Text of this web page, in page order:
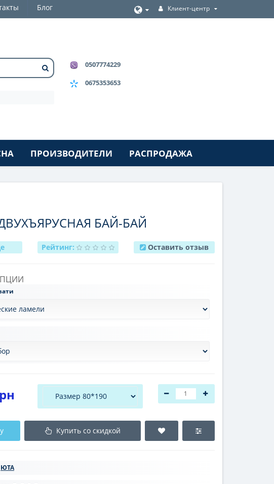
Блог Клиент-центр
0507774229
0675353653
ПРОИЗВОДИТЕЛИ РАСПРОДАЖА
БАЙ-БАЙ
Рейтинг: Оставить отзыв
Купить со скидкой
ЮТА